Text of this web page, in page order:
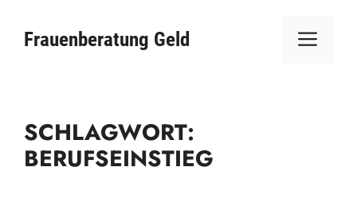
InhaltFrauenberatung Geld
SCHLAGWORT:
BERUFSEINSTIEG